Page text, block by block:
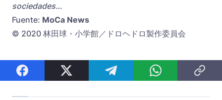
sociedades…
Fuente: MoCa News
© 2020 林田球・小学館／ドロヘドロ製作委員会